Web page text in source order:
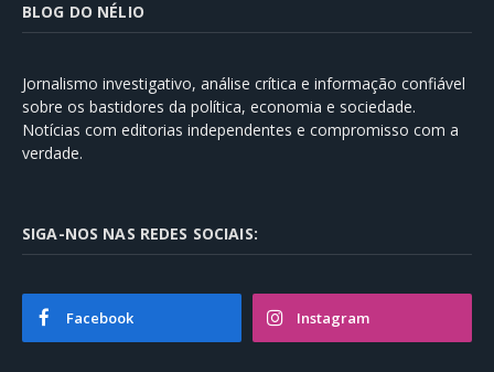
BLOG DO NÉLIO
Jornalismo investigativo, análise crítica e informação confiável
sobre os bastidores da política, economia e sociedade.
Notícias com editorias independentes e compromisso com a
verdade.
SIGA-NOS NAS REDES SOCIAIS:
Facebook Instagram